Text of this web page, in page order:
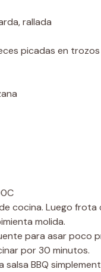
rallada
picadas en
cocina. Luego
molida.
para asar poco
por 30 minutos.
BBQ